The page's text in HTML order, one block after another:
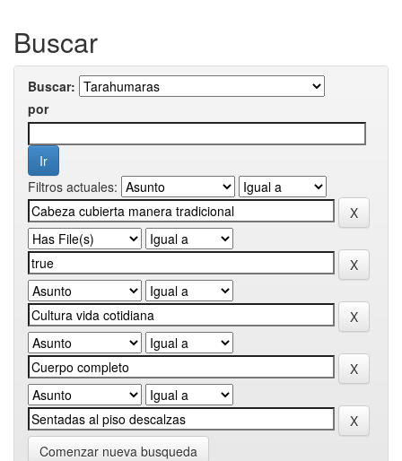
Buscar
Buscar:
por
Filtros actuales:
Comenzar nueva busqueda